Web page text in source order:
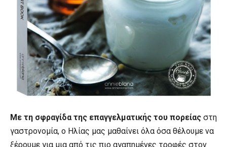
Με τη σφραγίδα της επαγγελματικής του πορείας στη
γαστρονομία, ο Ηλίας μας μαθαίνει όλα όσα θέλουμε να
ξέρουμε για μια από τις πιο αγαπημένες τροφές στον